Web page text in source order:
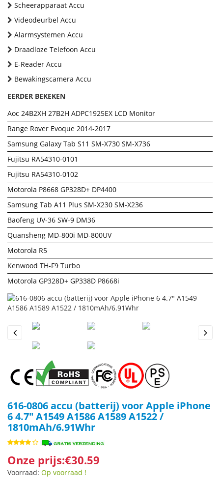
Scheerapparaat Accu
Videodeurbel Accu
Alarmsystemen Accu
Draadloze Telefoon Accu
E-Reader Accu
Bewakingscamera Accu
EERDER BEKEKEN
Aoc 24B2XH 27B2H ADPC1925EX LCD Monitor
Range Rover Evoque 2014-2017
Samsung Galaxy Tab S11 SM-X730 SM-X736
Fujitsu RA54310-0101
Fujitsu RA54310-0102
Motorola P8668 GP328D+ DP4400
Samsung Tab A11 Plus SM-X230 SM-X236
Baofeng UV-36 SW-9 DM36
Quansheng MD-800i MD-800UV
Motorola R5
Kenwood TH-F9 Turbo
Motorola GP328D+ GP338D P8668i
Previous
616-0806 accu (batterij) voor Apple iPhone
6 4.7" A1549 A1586 A1589 A1522 /
1810mAh/6.91Whr
Onze prijs:€30.59
Voorraad: Op voorraad !